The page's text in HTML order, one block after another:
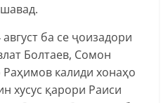
ба се ҷоизадори
Болтаев, Сомон
калиди хонаҳо
хусус қарори Раиси